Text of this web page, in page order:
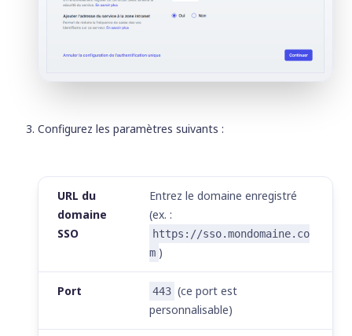
Configurez les paramètres suivants :
URL du
domaine
SSO
Entrez le domaine enregistré
(ex. :
https://sso.mondomaine.co
m )
Port 443 (ce port est
personnalisable)